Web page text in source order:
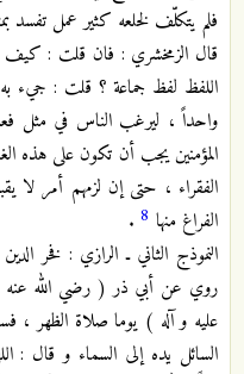
فلم يتكلّف لخلعه كثير عمل تفسد
قال الزمخشري : فان قلت :
اللفظ لفظ جماعة ؟ قلت : جيء
واحداً ، ليرغب الناس في مثل
المؤمنين يجب أن تكون على هذه
الفقراء ، حتى إن لزمهم أمر لا
الفراغ منها 8
.
روي عن أبي ذر ( رضي الله
عليه و آله ) يوما صلاة الظهر ،
السائل يده إلى السماء و قال